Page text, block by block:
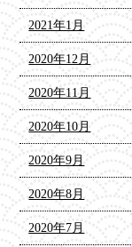
2021年1月
2020年12月
2020年11月
2020年10月
2020年9月
2020年8月
2020年7月